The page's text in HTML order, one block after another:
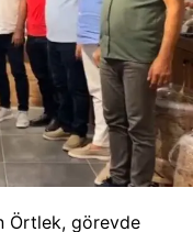
Örtlek, görevde